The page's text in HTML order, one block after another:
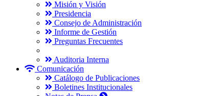
Misión y Visión
Presidencia
Consejo de Administración
Informe de Gestión
Preguntas Frecuentes
Auditoria Interna
Comunicación
Catálogo de Publicaciones
Boletines Institucionales